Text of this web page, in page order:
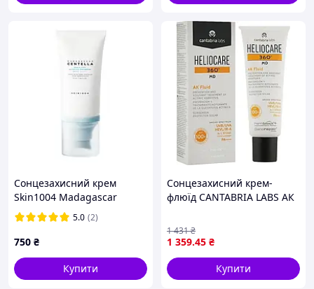
Сонцезахисний крем
Skin1004 Madagascar
Centella Hyalu-Cica Water-
Fit Sun Serum SPF50+
PA++++, 50 мл
5.0 (2)
750 ₴
Купити
Сонцезахисний крем-
флюїд CANTABRIA LABS АК
100+ 50 мл
1 359.45 ₴
1 431₴
Купити